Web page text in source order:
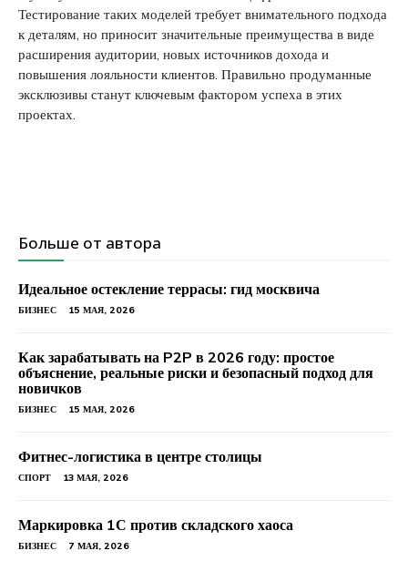
Тестирование таких моделей требует внимательного подхода
к деталям, но приносит значительные преимущества в виде
расширения аудитории, новых источников дохода и
повышения лояльности клиентов. Правильно продуманные
эксклюзивы станут ключевым фактором успеха в этих
проектах.
Больше от автора
Идеальное остекление террасы: гид москвича
БИЗНЕС 15 МАЯ, 2026
Как зарабатывать на P2P в 2026 году: простое
объяснение, реальные риски и безопасный подход для
новичков
БИЗНЕС 15 МАЯ, 2026
Фитнес-логистика в центре столицы
СПОРТ 13 МАЯ, 2026
Маркировка 1С против складского хаоса
БИЗНЕС 7 МАЯ, 2026